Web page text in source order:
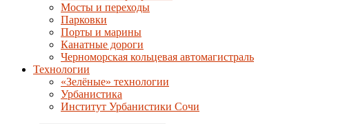
Мосты и переходы
Парковки
Порты и марины
Канатные дороги
Черноморская кольцевая автомагистраль
Технологии
«Зелёные» технологии
Урбанистика
Институт Урбанистики Сочи